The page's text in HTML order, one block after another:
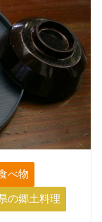
べ物
の郷土料理